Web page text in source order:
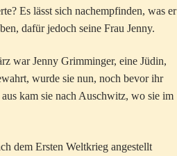
Es lässt sich nachempfinden, was er
dafür jedoch seine Frau Jenny.
war Jenny Grimminger, eine Jüdin,
wurde sie nun, noch bevor ihr
kam sie nach Auschwitz, wo sie im
dem Ersten Weltkrieg angestellt